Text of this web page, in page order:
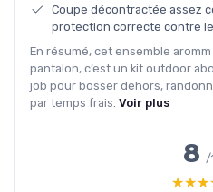
Coupe décontractée assez
protection correcte contre
En résumé, cet ensemble
pantalon, c’est un kit outdoor
job pour bosser dehors,
par temps frais. Voir plus
8 /